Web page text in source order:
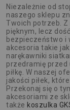
Niezależnie od
naszego sklepu
Twoich potrzeb.
pięknym, lecz
bezpieczeństwo i
akcesoria takie
narękawniki
przedramię przed
piłkę. W naszej
jakości piłek,
Przekonaj się o
akcesoriami ze
także koszulka